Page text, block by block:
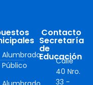
Alumbrado
Público
Contacto
Secretaría
de
Educación
Calle
40 Nro.
33 -